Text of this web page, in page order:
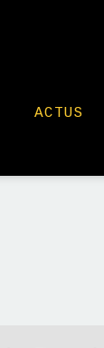
ACTUS